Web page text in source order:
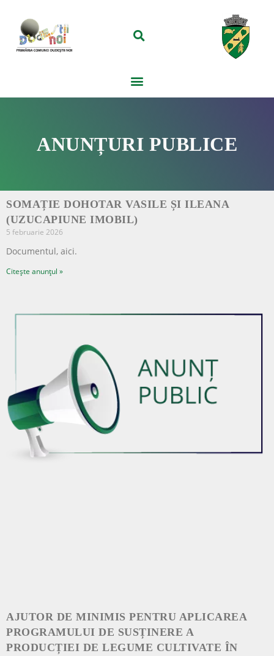
ANUNȚURI PUBLICE
SOMAȚIE DOHOTAR VASILE ȘI ILEANA
(UZUCAPIUNE IMOBIL)
5 februarie 2026
Documentul, aici.
Citește anunțul »
AJUTOR DE MINIMIS PENTRU APLICAREA
PROGRAMULUI DE SUSȚINERE A
PRODUCȚIEI DE LEGUME CULTIVATE ÎN